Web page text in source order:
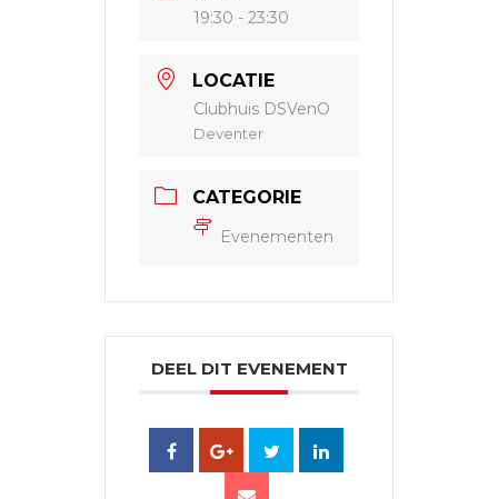
19:30 - 23:30
LOCATIE
Clubhuis DSVenO
Deventer
CATEGORIE
Evenementen
DEEL DIT EVENEMENT